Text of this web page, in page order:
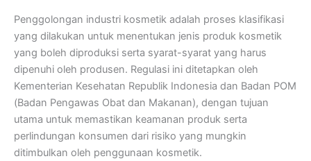
Penggolongan industri kosmetik adalah proses klasifikasi
yang dilakukan untuk menentukan jenis produk kosmetik
yang boleh diproduksi serta syarat-syarat yang harus
dipenuhi oleh produsen. Regulasi ini ditetapkan oleh
Kementerian Kesehatan Republik Indonesia dan Badan POM
(Badan Pengawas Obat dan Makanan), dengan tujuan
utama untuk memastikan keamanan produk serta
perlindungan konsumen dari risiko yang mungkin
ditimbulkan oleh penggunaan kosmetik.